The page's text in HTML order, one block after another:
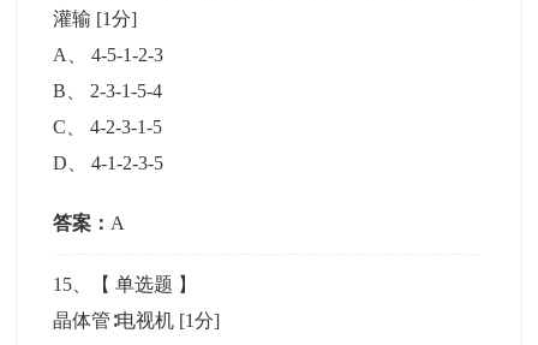
灌输 [1分]
A
、4-5-1-2-3
B
2-3-1-5-4
C 、4-2-3-1-5
D 、4-1-2-3-5
答案： A
15 、【单选题 】
晶体管∶电视机 [1分]